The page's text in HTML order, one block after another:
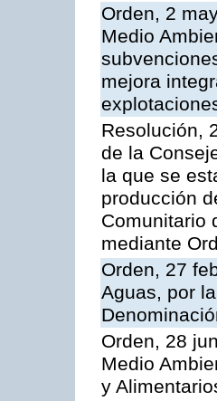
Orden, 2
Medio
mejora
Resolución,
de la
la que se
producción
Comunitario
mediante
Orden, 27
Aguas, por
Orden, 28
Medio
y